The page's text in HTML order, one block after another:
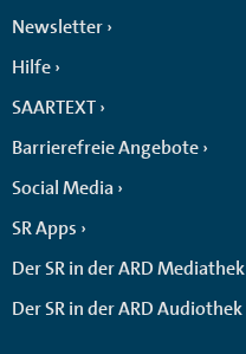
Newsletter
Hilfe
SAARTEXT
Barrierefreie Angebote
Social Media
SR Apps
Der SR in der ARD Mediathek
Der SR in der ARD Audiothek